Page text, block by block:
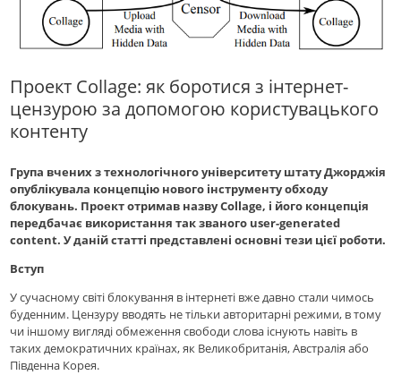
Проект Collage: як боротися з інтернет-
цензурою за допомогою користувацького
контенту
Група вчених з технологічного університету штату Джорджія
опублікувала концепцію нового інструменту обходу
блокувань. Проект отримав назву Collage, і його концепція
передбачає використання так званого user-generated
content. У даній статті представлені основні тези цієї роботи.
Вступ
У сучасному світі блокування в інтернеті вже давно стали чимось
буденним. Цензуру вводять не тільки авторитарні режими, в тому
чи іншому вигляді обмеження свободи слова існують навіть в
таких демократичних країнах, як Великобританія, Австралія або
Південна Корея.